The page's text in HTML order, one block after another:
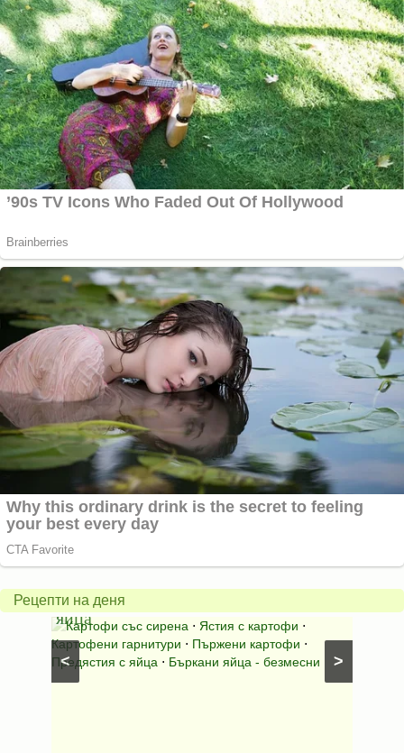
Рецепти на деня
>
<
Пържени
картофки
с
бъркани
яйца
Картофи със сирена ⋅ Ястия с картофи ⋅
Картофени гарнитури ⋅ Пържени картофи ⋅
Предястия с яйца ⋅ Бъркани яйца - безмесни
в
гърне